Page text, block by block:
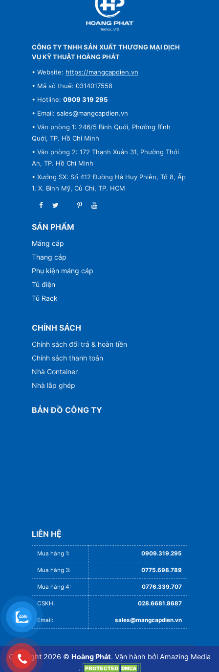
CÔNG TY TNHH SẢN XUẤT THƯƠNG MẠI DỊCH
VỤ KỸ THUẬT HOÀNG PHÁT
• Website: https://mangcapdien.vn
• Mã số thuế: 0314017558
• Hotline: 0909 319 295
• Email: sales@mangcapdien.vn
• Văn phòng 1: 246/5 Bình Quới, Phường Bình
Quới, TP. Hồ Chí Minh
• Văn phòng 2: 172 Thạnh Xuân 31, Phường Thới
An, TP. Hồ Chí Minh
• Xưởng SX: Số 412 Đường Hà Huy Phiên, Tổ 8, Ấp
1, X. Bình Mỹ, Củ Chi, TP. HCM
SẢN PHẨM
Máng cáp
Thang cáp
Phụ kiện máng cáp
Tủ điện
Tủ Rack
CHÍNH SÁCH
Chính sách đổi trả & hoàn tiền
Chính sách thanh toán
Nhà Container
Nhà lắp ghép
BẢN ĐỒ CÔNG TY
LIÊN HỆ
Mua hàng 1: 0909.319.295
Mua hàng 3: 0775.698.789
Mua hàng 4: 0776.339.707
CSKH: 028.6681.8687
Email: sales@mangcapdien.vn
Copyright 2026 © Hoàng Phát. Vận hành bởi Amazing Media
.